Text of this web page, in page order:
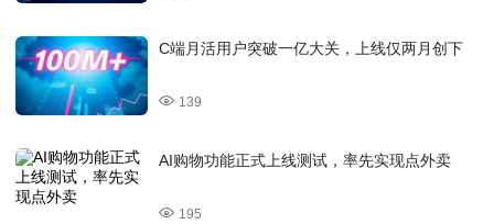
C端月活用户突破一亿大关，上线仅两月创下
139
AI购物功能正式上线测试，率先实现点外卖
195